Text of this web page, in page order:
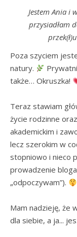
Jestem Ania i
przysiadłam
Poza szyciem
natury.
także… Okruszka!
Teraz stawiam
życie rodzinne
akademickim i
lecz szerokim w
stopniowo i nieco
prowadzenie
„odpoczywam”).
Mam nadzieję, że
dla siebie, a ja...